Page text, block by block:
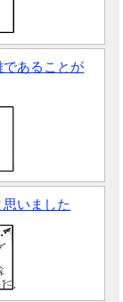
あることが
いました